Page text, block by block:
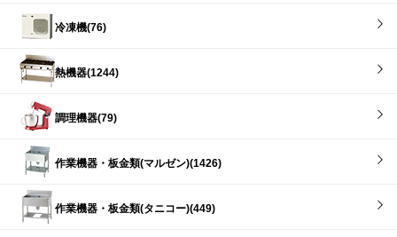
冷凍機(76)
熱機器(1244)
調理機器(79)
作業機器・板金類(マルゼン)(1426)
作業機器・板金類(タニコー)(449)